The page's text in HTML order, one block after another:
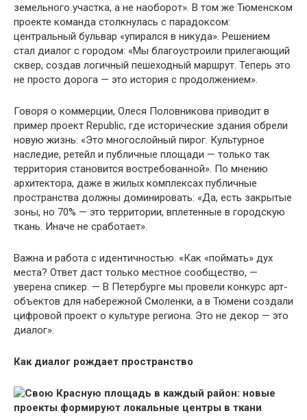
земельного участка, а не наоборот». В том же Тюменском
проекте команда столкнулась с парадоксом:
центральный бульвар «упирался в никуда». Решением
стал диалог с городом: «Мы благоустроили прилегающий
сквер, создав логичный пешеходный маршрут. Теперь это
не просто дорога — это история с продолжением».
Говоря о коммерции, Олеся Половникова приводит в
пример проект Republic, где исторические здания обрели
новую жизнь: «Это многослойный пирог. Культурное
наследие, ретейл и публичные площади — только так
территория становится востребованной». По мнению
архитектора, даже в жилых комплексах публичные
пространства должны доминировать: «Да, есть закрытые
зоны, но 70% — это территории, вплетенные в городскую
ткань. Иначе не сработает».
Важна и работа с идентичностью. «Как «поймать» дух
места? Ответ даст только местное сообщество, —
уверена спикер. — В Петербурге мы провели конкурс арт-
объектов для набережной Смоленки, а в Тюмени создали
цифровой проект о культуре региона. Это не декор — это
диалог».
Как диалог рождает пространство